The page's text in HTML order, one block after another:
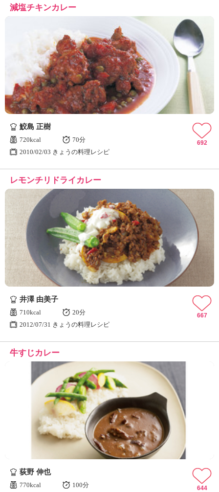
減塩チキンカレー
鮫島 正樹
720kcal
70分
2010/02/03 きょうの料理レシピ
692
レモンチリドライカレー
井澤 由美子
710kcal
20分
2012/07/31 きょうの料理レシピ
667
牛すじカレー
荻野 伸也
770kcal
100分
644